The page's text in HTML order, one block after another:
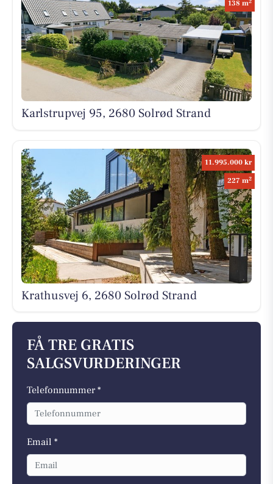
138 m
Karlstrupvej 95, 2680 Solrød Strand
11.995.000 kr
227 m2
Krathusvej 6, 2680 Solrød Strand
FÅ TRE GRATIS
SALGSVURDERINGER
Telefonnummer *
Email *